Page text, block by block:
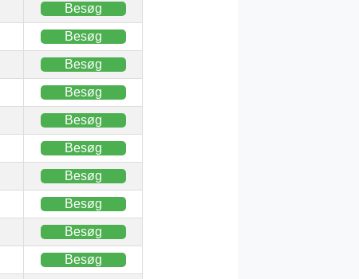
Besøg
Besøg
Besøg
Besøg
Besøg
Besøg
Besøg
Besøg
Besøg
Besøg